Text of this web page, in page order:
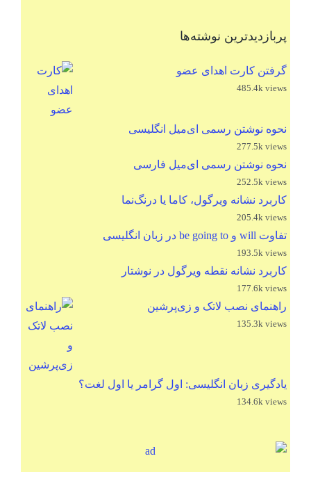
پربازدیدترین نوشته‌ها
گرفتن کارت اهدای عضو
485.4k views
نحوه نوشتن رسمی ای‌میل انگلیسی
277.5k views
نحوه نوشتن رسمی ای‌میل فارسی
252.5k views
کاربرد نشانه ویرگول، کاما یا درنگ‌نما
205.4k views
تفاوت will و be going to در زبان انگلیسی
193.5k views
کاربرد نشانه نقطه ویرگول در نوشتار
177.6k views
راهنمای نصب لاتک و زی‌پرشین
135.3k views
یادگیری زبان انگلیسی: اول گرامر یا اول لغت؟
134.6k views